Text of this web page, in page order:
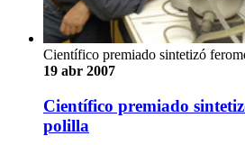
Científico premiado sintetizó
19 abr 2007
Científico premiado
polilla